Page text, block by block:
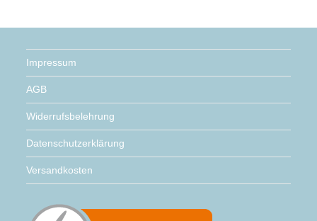
Impressum
AGB
Widerrufsbelehrung
Datenschutzerklärung
Versandkosten